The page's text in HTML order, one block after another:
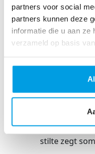
partners voor social
partners kunnen deze
informatie die u aan ze
verzameld op basis
31,19
Een simpele
stilte zegt